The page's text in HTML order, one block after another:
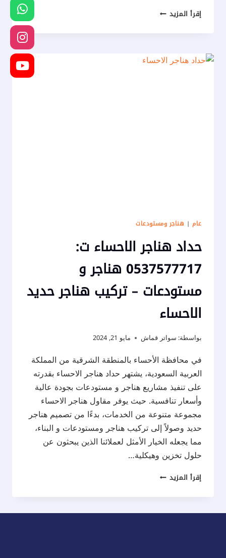
إقرأ المزيدتفصيل
الاحساء
ت:
عام| هناجر ومستودعات
حداد هناجر الاحساء ت:
0537577717 هناجر و
مستودعات – تركيب هناجر حديد
الاحساء
بواسطة: سواتر قماش مايو 21, 2024
في محافظة الأحساء بالمنطقة الشرقية من المملكة
العربية السعودية، يشتهر حداد هناجر الاحساء بقدرته
على تنفيذ مشاريع هناجر و مستودعات بجودة عالية
وأسعار تنافسية. حيث يوفر مقاول هناجر الاحساء
مجموعة متنوعة من الخدمات، بدءًا من تصميم هناجر
حديد وصولاً إلى تركيب هناجر ومستودعات و البناء،
مما يجعله الخيار الأمثل لعملائنا الذين يبحثون عن
حلول تخزين وهيكلية…
إقرأ المزيدحداد
ت: